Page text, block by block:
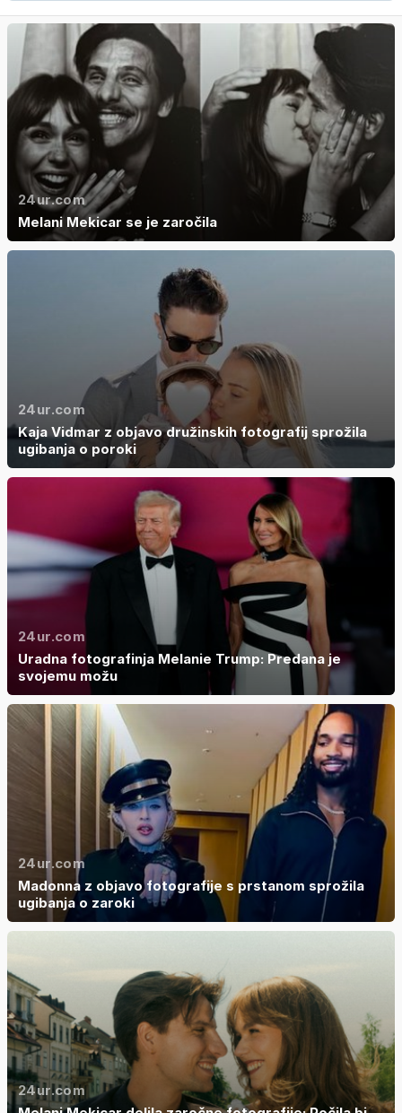
24ur.com
Melani Mekicar se je zaročila
24ur.com
Kaja Vidmar z objavo družinskih fotografij sprožila
ugibanja o poroki
24ur.com
Uradna fotografinja Melanie Trump: Predana je
svojemu možu
24ur.com
Madonna z objavo fotografije s prstanom sprožila
ugibanja o zaroki
24ur.com